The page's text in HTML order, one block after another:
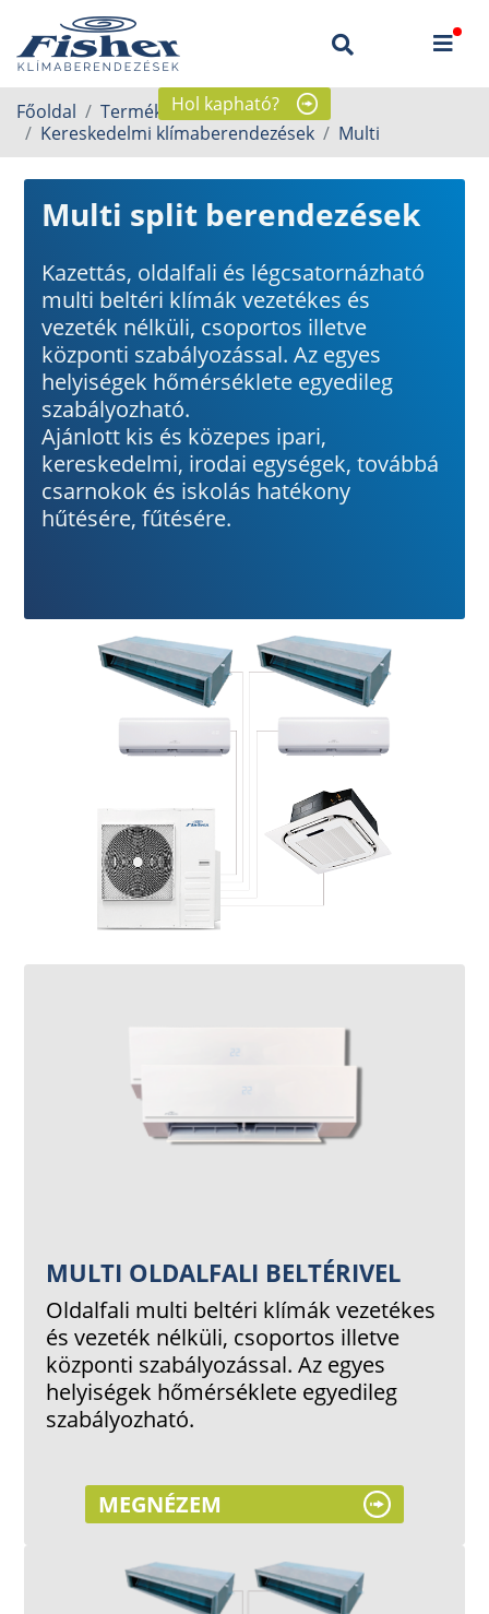
Hol kapható?
Főoldal
Termékek
Kereskedelmi klímaberendezések
Multi
Multi split berendezések
Kazettás, oldalfali és légcsatornázható
multi beltéri klímák vezetékes és
vezeték nélküli, csoportos illetve
központi szabályozással. Az egyes
helyiségek hőmérséklete egyedileg
szabályozható.
Ajánlott kis és közepes ipari,
kereskedelmi, irodai egységek, továbbá
csarnokok és iskolás hatékony
hűtésére, fűtésére.
MULTI OLDALFALI BELTÉRIVEL
Oldalfali multi beltéri klímák vezetékes
és vezeték nélküli, csoportos illetve
központi szabályozással. Az egyes
helyiségek hőmérséklete egyedileg
szabályozható.
MEGNÉZEM